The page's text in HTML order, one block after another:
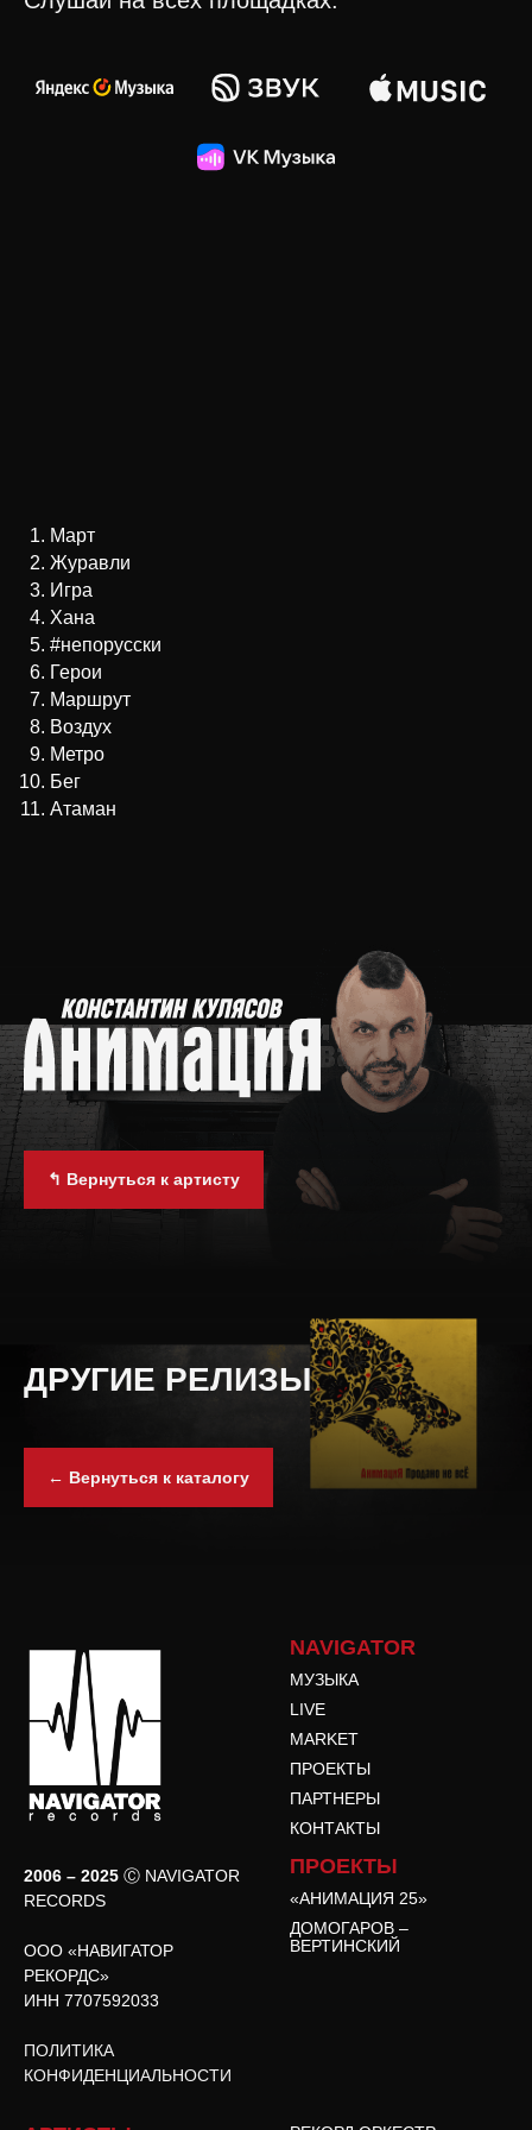
Март
Журавли
Игра
Хана
#непорусски
Герои
Маршрут
Воздух
Метро
Бег
Атаман
↰ Вернуться к артисту
ДРУГИЕ РЕЛИЗЫ
← Вернуться к каталогу
2006 – 2025 Ⓒ NAVIGATOR
RECORDS
ООО «НАВИГАТОР
РЕКОРДС»
ИНН 7707592033
ПОЛИТИКА
КОНФИДЕНЦИАЛЬНОСТИ
NAVIGATOR
МУЗЫКА
LIVE
MARKET
ПРОЕКТЫ
ПАРТНЕРЫ
КОНТАКТЫ
ПРОЕКТЫ
«АНИМАЦИЯ 25»
ДОМОГАРОВ –
ВЕРТИНСКИЙ